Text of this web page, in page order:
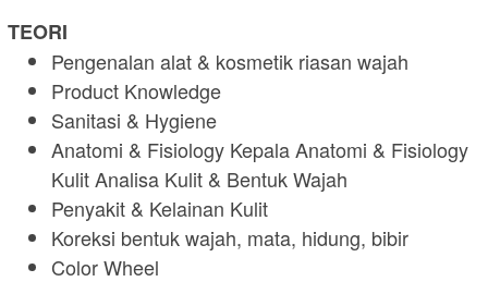
TEORI
Pengenalan alat & kosmetik riasan wajah
Product Knowledge
Sanitasi & Hygiene
Anatomi & Fisiology Kepala Anatomi & Fisiology
Kulit Analisa Kulit & Bentuk Wajah
Penyakit & Kelainan Kulit
Koreksi bentuk wajah, mata, hidung, bibir
Color Wheel